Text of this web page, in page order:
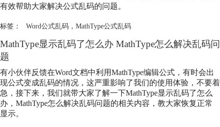
有效帮助大家解决公式乱码的问题。
标签： Word公式乱码， MathType公式乱码
MathType显示乱码了怎么办 MathType怎么解决乱码问
题
有小伙伴反馈在Word文档中利用MathType编辑公式，有时会出
现公式变成乱码的情况，这严重影响了我们的使用体验，不要着
急，接下来，我们就带大家了解一下MathType显示乱码了怎么
办，MathType怎么解决乱码问题的相关内容，教大家恢复正常
显示。